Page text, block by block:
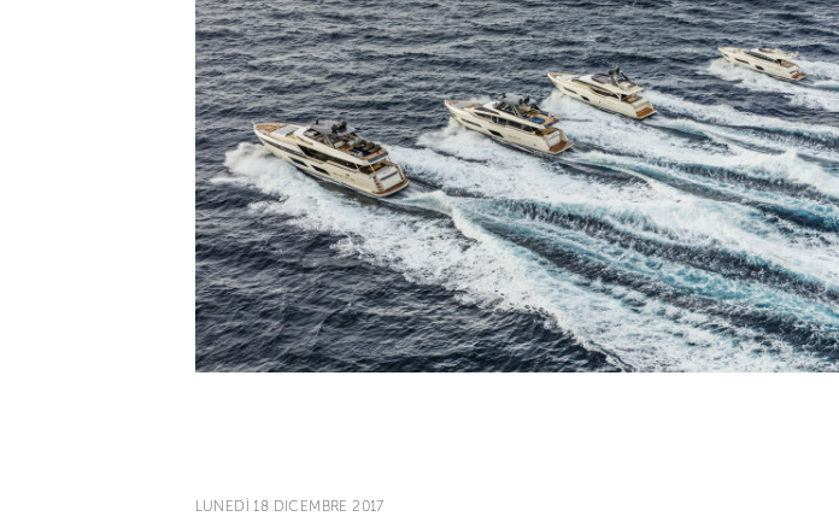
LUNEDÌ 18 DICEMBRE 2017